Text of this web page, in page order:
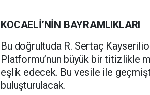
KOCAELİ’NİN BAYRAMLIKLARI
Bu doğrultuda R. Sertaç
Platformu’nun büyük bir titizlikle
eşlik edecek. Bu vesile ile
buluşturulacak.